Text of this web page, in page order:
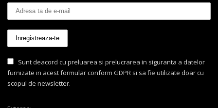
Sunt deacord cu preluarea si prelucrarea in siguranta a datelor
furnizate in acest formular conform GDPR si sa fie utilizate doar cu
scopul de newsletter.